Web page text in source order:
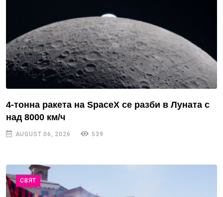
4-тонна ракета на SpaceX се разби в Луната с
над 8000 км/ч
AUGUST 06, 2026 539
СВЯТ